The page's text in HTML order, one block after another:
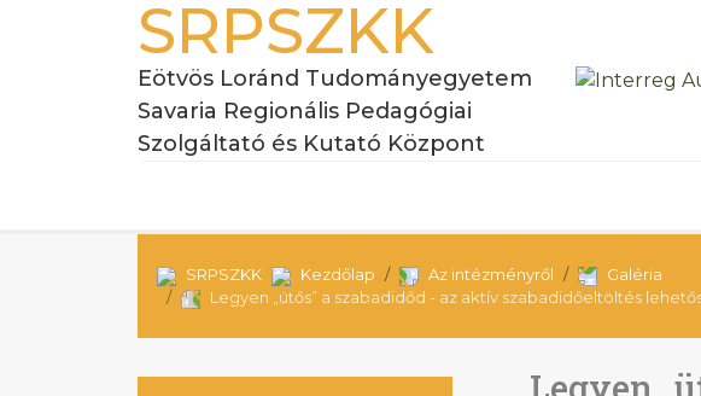
SRPSZKK
Eötvös Loránd Tudományegyetem
Savaria Regionális Pedagógiai
Szolgáltató és Kutató Központ
SRPSZKK Kezdőlap Az intézményről
Galéria
Legyen „ütős” a szabadidőd - az aktív szabadidőeltöltés